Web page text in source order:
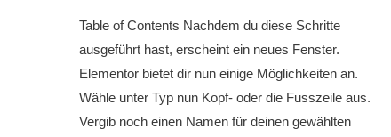
Table of Contents Nachdem du diese Schritte
ausgeführt hast, erscheint ein neues Fenster.
Elementor bietet dir nun einige Möglichkeiten an.
Wähle unter Typ nun Kopf- oder die Fusszeile aus.
Vergib noch einen Namen für deinen gewählten